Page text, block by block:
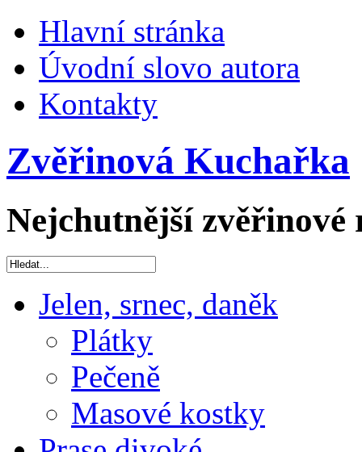
Hlavní stránka
Úvodní slovo autora
Kontakty
Zvěřinová Kuchařka
Nejchutnější zvěřinové
Jelen, srnec, daněk
Plátky
Pečeně
Masové kostky